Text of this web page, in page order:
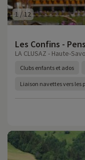
1/12
Les Confins -
LA CLUSAZ - Haute-
Clubs enfants et ados
Liaison navettes vers les